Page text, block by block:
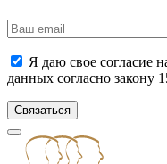
Я даю свое согласие
данных согласно закону
Связаться